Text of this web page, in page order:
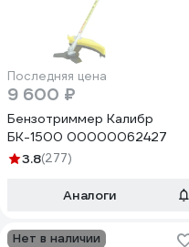
Последняя цена
9 600 ₽
Бензотриммер Калибр
БК-1500 00000062427
3.8(277)
Аналоги
Нет в наличии